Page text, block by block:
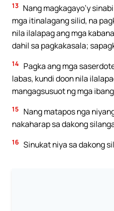
13 Nang magkagayo’y
mga itinalagang silid, na
nila ilalapag ang mga
dahil sa pagkakasala;
14 Pagka ang mga
labas, kundi doon nila
mangagsusuot ng mga
15
Nang matapos nga
nakaharap sa dakong
16 Sinukat niya sa dakong